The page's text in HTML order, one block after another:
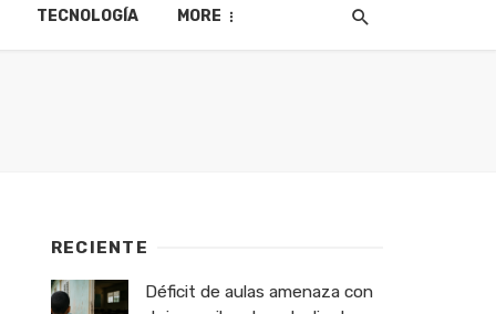
TECNOLOGÍA MORE
RECIENTE
Déficit de aulas amenaza con